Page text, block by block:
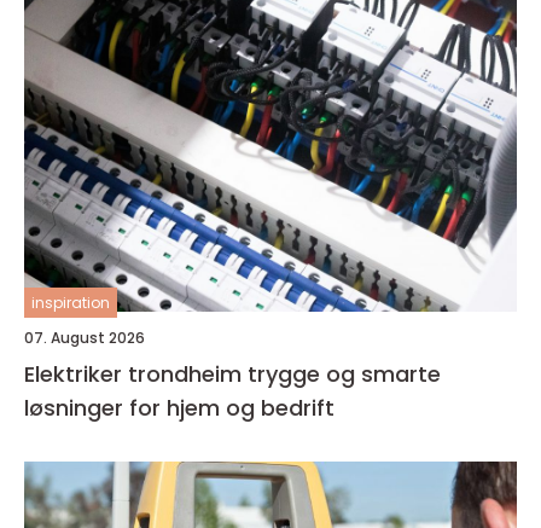
inspiration
07. August 2026
Elektriker trondheim trygge og smarte
løsninger for hjem og bedrift